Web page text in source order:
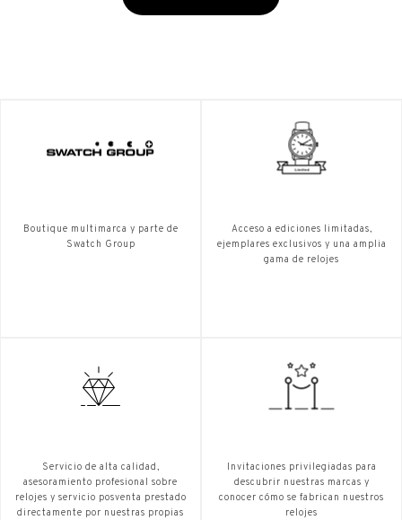
Boutique multimarca y parte de
Swatch Group
Acceso a ediciones limitadas,
ejemplares exclusivos y una amplia
gama de relojes
Servicio de alta calidad,
asesoramiento profesional sobre
relojes y servicio posventa prestado
directamente por nuestras propias
Invitaciones privilegiadas para
descubrir nuestras marcas y
conocer cómo se fabrican nuestros
relojes